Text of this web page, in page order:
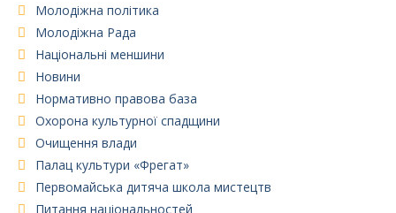
Молодіжна політика
Молодіжна Рада
Національні меншини
Новини
Нормативно правова база
Охорона культурної спадщини
Очищення влади
Палац культури «Фрегат»
Первомайська дитяча школа мистецтв
Питання національностей